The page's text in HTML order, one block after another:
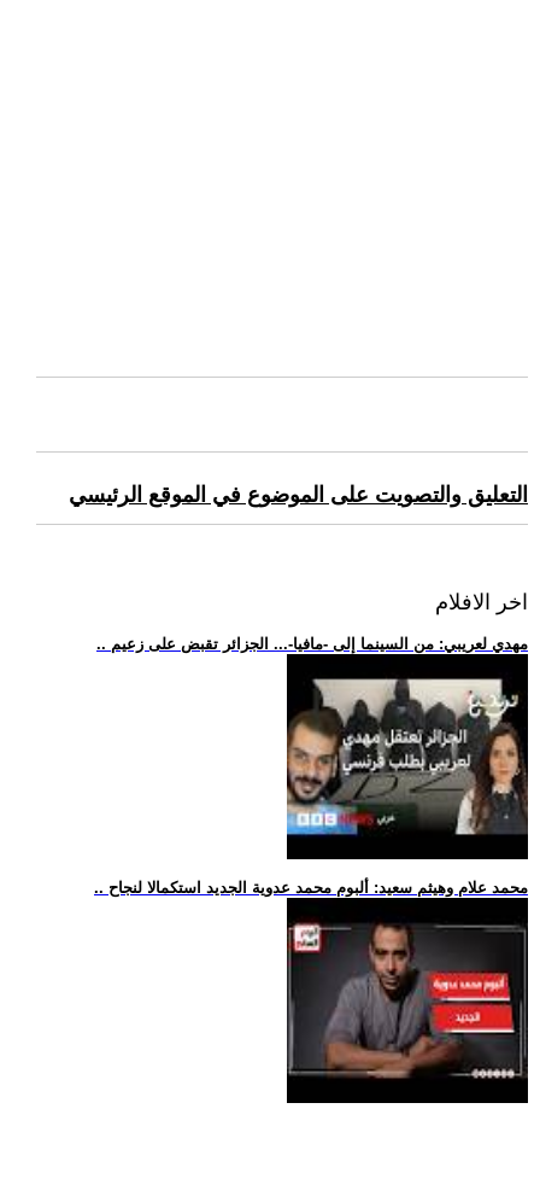
التعليق والتصويت على الموضوع في الموقع الرئيسي
اخر الافلام
.. مهدي لعريبي: من السينما إلى -مافيا-... الجزائر تقبض على زعيم
.. محمد علام وهيثم سعيد: ألبوم محمد عدوية الجديد استكمالا لنجاح